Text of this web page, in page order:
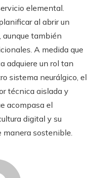
elemental.
al abrir un
aunque también
A medida que
adquiere un rol tan
sistema neurálgico, el
técnica aislada y
acompasa el
digital y su
manera sostenible.